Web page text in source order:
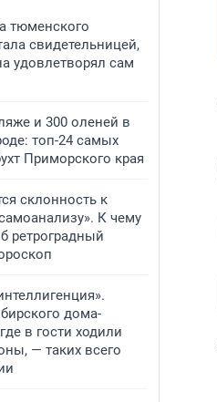
тюменского
свидетельницей,
удовлетворял сам
и 300 оленей в
топ-24 самых
Приморского края
склонность к
К чему
ретроградный
дома-
в гости ходили
— таких всего